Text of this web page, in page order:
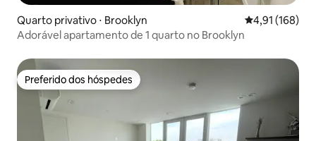
Quarto privativo ⋅ Brooklyn 4,91 de uma
4,91 (168)
Adorável apartamento de 1 quarto no Brooklyn
Preferido dos hóspedes
Preferido dos hóspedes